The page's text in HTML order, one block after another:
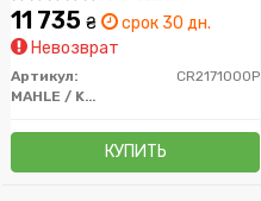
11 735 ₴
срок 30 дн.
Невозврат
Артикул:
CR2171000P
MAHLE / KNECHT
КУПИТЬ